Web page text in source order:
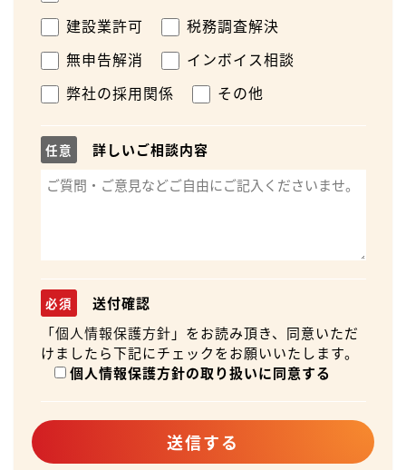
建設業許可
税務調査解決
無申告解消
インボイス相談
弊社の採用関係
その他
任意 詳しいご相談内容
必須
送付確認
「個人情報保護方針 」をお読み頂き、同意いただ
けましたら下記にチェックをお願いいたします。
個人情報保護方針の取り扱いに同意する